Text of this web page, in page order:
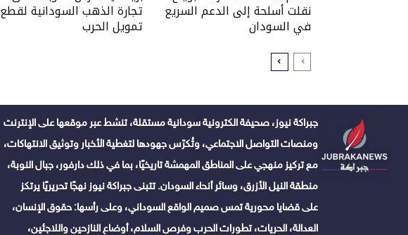
نقلت أسلحة إلى الدعم السريع
في السودان
تجارة الذهب السودانية لقطع
تمويل الحرب
جبراكة نيوز، صحيفة الكترونية سودانية مستقلة، تنشط عبر موقعها على الإنترنت
ومنصات التواصل الاجتماعي، وتُكرّس جهودها لتغطية الأخبار وتوثيق الانتهاكات،
مع تركيز منهجي على المناطق المهمشة تاريخيًا، بما في ذلك دارفور، جبال النوبة،
منطقة النيل الأزرق، وسائر أنحاء السودان. تتبنى جبراكة نيوز نهجًا تحريريًا يرتكز
على قضايا محورية تمس صميم الواقع السوداني، وعلى رأسها: حقوق الإنسان،
العدالة، الحريات، تطورات الحرب وفرص السلام، أوضاع النازحين واللاجئين،